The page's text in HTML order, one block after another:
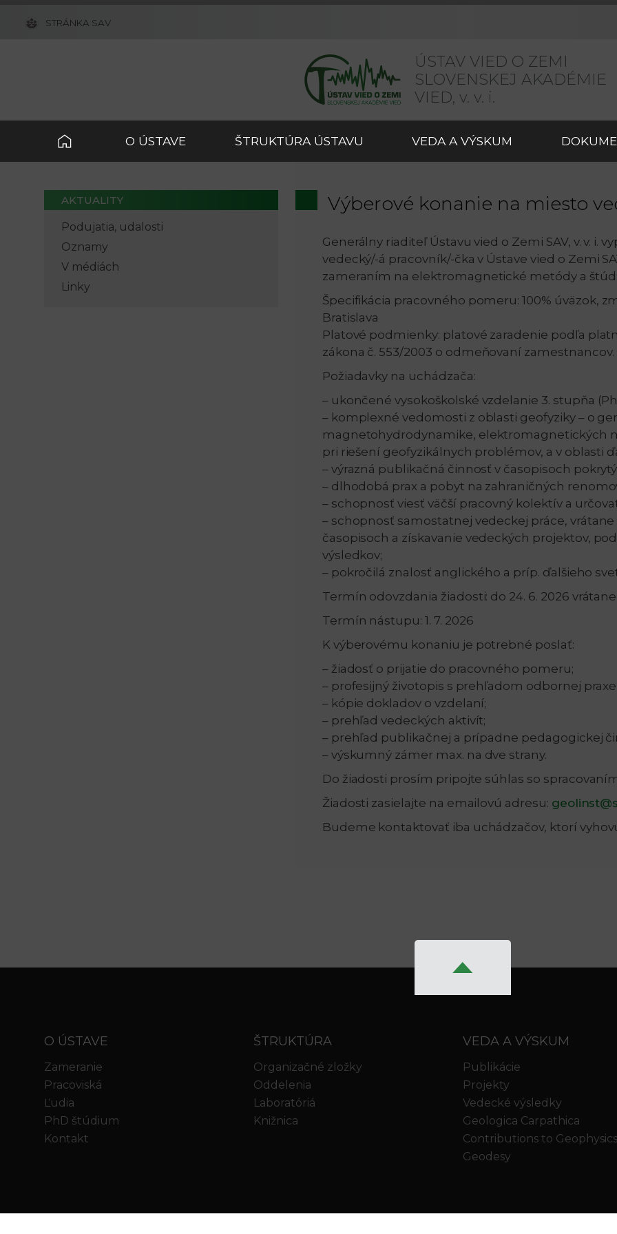
ÚSTAV VIED O ZEMI
SLOVENSKEJ AKADÉMIE
VIED, v. v. i.
STRÁNKA SAV
O ÚSTAVE ŠTRUKTÚRA ÚSTAVU VEDA A VÝSKUM
AKTUALITY
Podujatia, udalosti
Oznamy
V médiách
Linky
Výberové konanie na miesto
Generálny riaditeľ Ústavu vied o Zemi SAV, v. v. i.
vedecký/-á pracovník/-čka v Ústave vied o Zemi
zameraním na elektromagnetické metódy a
Špecifikácia pracovného pomeru: 100% úväzok,
Bratislava
Platové podmienky: platové zaradenie podľa
zákona č. 553/2003 o odmeňovaní zamestnancov.
Požiadavky na uchádzača:
– ukončené vysokoškolské vzdelanie 3. stupňa
– komplexné vedomosti z oblasti geofyziky – o
magnetohydrodynamike, elektromagnetických
pri riešení geofyzikálnych problémov, a v oblasti
– výrazná publikačná činnosť v časopisoch
– dlhodobá prax a pobyt na zahraničných
– schopnosť viesť väčší pracovný kolektív a
– schopnosť samostatnej vedeckej práce,
časopisoch a získavanie vedeckých projektov,
výsledkov;
– pokročilá znalosť anglického a príp. ďalšieho
Termín odovzdania žiadosti: do 24. 6. 2026 vrátane
Termín nástupu: 1. 7. 2026
K výberovému konaniu je potrebné poslať:
– žiadosť o prijatie do pracovného pomeru;
– profesijný životopis s prehľadom odbornej praxe;
– kópie dokladov o vzdelaní;
– prehľad vedeckých aktivít;
– prehľad publikačnej a prípadne pedagogickej
– výskumný zámer max. na dve strany.
Do žiadosti prosím pripojte súhlas so
Žiadosti zasielajte na emailovú adresu:
Budeme kontaktovať iba uchádzačov, ktorí
O ÚSTAVE
Zameranie
Pracoviská
Ľudia
PhD štúdium
Kontakt
ŠTRUKTÚRA
Organizačné zložky
Oddelenia
Laboratóriá
Knižnica
VEDA A VÝSKUM
Publikácie
Projekty
Vedecké výsledky
Geologica Carpathica
Contributions to
Geodesy